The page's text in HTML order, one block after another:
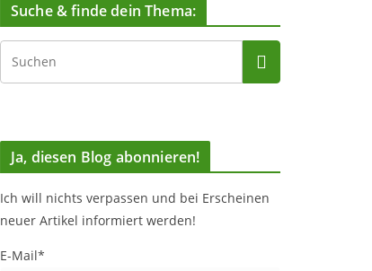
Suche & finde dein Thema:
Ja, diesen Blog abonnieren!
Ich will nichts verpassen und bei Erscheinen
neuer Artikel informiert werden!
E-Mail*